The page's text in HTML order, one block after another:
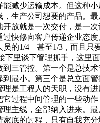
减少运输成本。但这种
生产公司想要的产品。
放就是一次交付，是一
快修向客户传递企业态
1/4，甚至1/3，而且
里谈下管理抓手，这里
三管控。第一个是总技
最小。第三个是总立面
是工程人的天职，没有
过程中间管理的一些动
主线，全部纳入进来。
底的过程，只有自我充